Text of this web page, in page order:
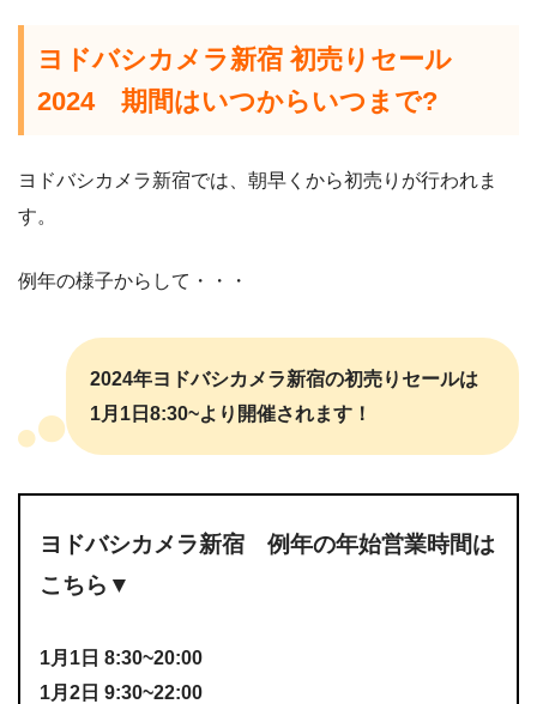
ヨドバシカメラ新宿 初売りセール
2024 期間はいつからいつまで?
ヨドバシカメラ新宿では、朝早くから初売りが行われま
す。
例年の様子からして・・・
2024年ヨドバシカメラ新宿の初売りセールは
1月1日8:30~より開催されます！
ヨドバシカメラ新宿 例年の年始営業時間は
こちら▼
1月1日 8:30~20:00
1月2日 9:30~22:00